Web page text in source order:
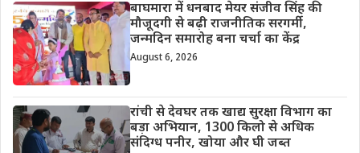
बाघमारा में धनबाद मेयर संजीव सिंह की
मौजूदगी से बढ़ी राजनीतिक सरगर्मी,
जन्मदिन समारोह बना चर्चा का केंद्र
August 6, 2026
रांची से देवघर तक खाद्य सुरक्षा विभाग का
बड़ा अभियान, 1300 किलो से अधिक
संदिग्ध पनीर, खोया और घी जब्त